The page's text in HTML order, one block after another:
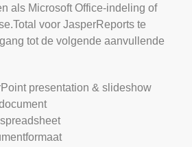
als Microsoft Office-indeling of
voor JasperReports te
tot de volgende aanvullende
presentation & slideshow